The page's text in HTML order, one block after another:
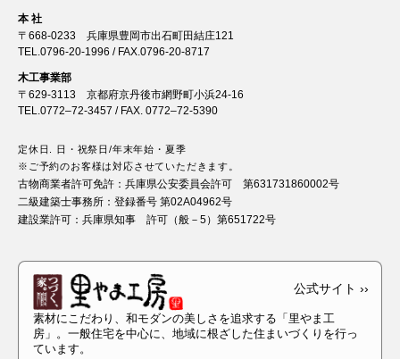
本 社
〒668-0233 兵庫県豊岡市出石町田結庄121
TEL.0796-20-1996 / FAX.0796-20-8717
木工事業部
〒629-3113 京都府京丹後市網野町小浜24-16
TEL.0772–72-3457 / FAX. 0772–72-5390
定休日. 日・祝祭日/年末年始・夏季
※ご予約のお客様は対応させていただきます。
古物商業者許可免許： 兵庫県公安委員会許可 第631731860002号
二級建築士事務所： 登録番号 第02A04962号
建設業許可： 兵庫県知事 許可（般－5）第651722号
素材にこだわり、和モダンの美しさを追求する「里やま工
房」。一般住宅を中心に、地域に根ざした住まいづくりを行っ
ています。